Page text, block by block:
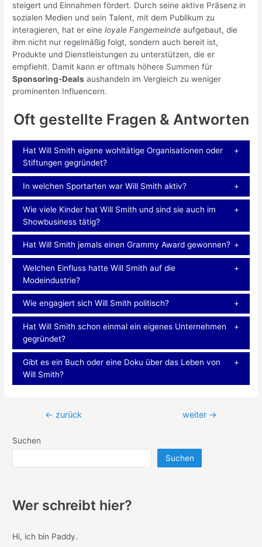
steigert und Einnahmen fördert. Durch seine aktive Präsenz in
sozialen Medien und sein Talent, mit dem Publikum zu
interagieren, hat er eineloyale Fangemeinde aufgebaut, die
ihm nicht nur regelmäßig folgt, sondern auch bereit ist,
Produkte und Dienstleistungen zu unterstützen, die er
empfiehlt. Damit kann er oftmals höhere Summen für
Sponsoring-Deals aushandeln im Vergleich zu weniger
prominenten Influencern.
Oft gestellte Fragen & Antworten
Hat Will Smith eigene wohltätige Organisationen oder
Stiftungen gegründet?
In welchen Sportarten war Will Smith aktiv?
Wie viele Kinder hat Will Smith und sind sie auch im
Showbusiness tätig?
Hat Will Smith jemals einen Grammy Award gewonnen?
Welchen Einfluss hatte Will Smith auf die
Modeindustrie?
Wie engagiert sich Will Smith politisch?
Hat Will Smith schon einmal ein eigenes Unternehmen
gegründet?
Gibt es ein Buch oder eine Doku über das Leben von
Will Smith?
Beitragsnavigation
← zurück weiter →
Suchen
Suchen
Wer schreibt hier?
Hi, ich bin Paddy.